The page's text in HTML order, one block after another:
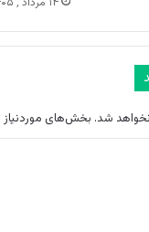
شد. بخش‌های